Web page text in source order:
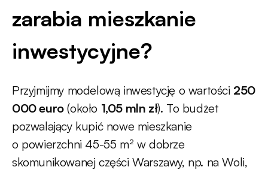
zarabia mieszkanie
inwestycyjne?
Przyjmijmy modelową inwestycję o wartości 250
000 euro(około 1,05 mln zł). To budżet
pozwalający kupić nowe mieszkanie
o powierzchni 45-55 m² w dobrze
skomunikowanej części Warszawy, np. na Woli,